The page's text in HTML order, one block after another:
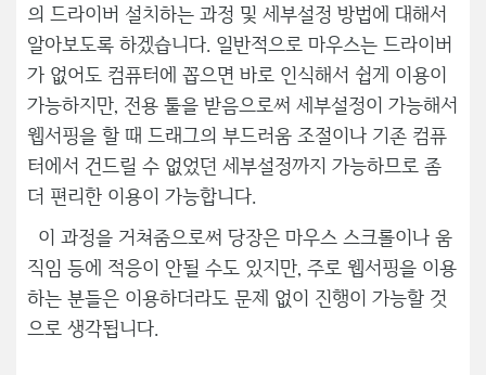
의 드라이버 설치하는 과정 및 세부설정 방법에 대해서
알아보도록 하겠습니다. 일반적으로 마우스는 드라이버
가 없어도 컴퓨터에 꼽으면 바로 인식해서 쉽게 이용이
가능하지만, 전용 툴을 받음으로써 세부설정이 가능해서
웹서핑을 할 때 드래그의 부드러움 조절이나 기존 컴퓨
터에서 건드릴 수 없었던 세부설정까지 가능하므로 좀
더 편리한 이용이 가능합니다.
이 과정을 거쳐줌으로써 당장은 마우스 스크롤이나 움
직임 등에 적응이 안될 수도 있지만, 주로 웹서핑을 이용
하는 분들은 이용하더라도 문제 없이 진행이 가능할 것
으로 생각됩니다.